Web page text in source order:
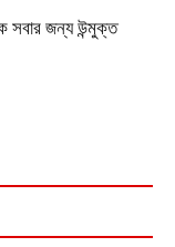
সবার জন্য উন্মুক্ত